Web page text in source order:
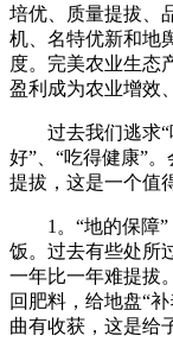
培优、质量提拔、
机、名特优新和地
度。完美农业生态
盈利成为农业增效
过去我们逃求“
好”、“吃得健康”
提拔，这是一个值
1。“地的保障”
饭。过去有些处所
一年比一年难提拔
回肥料，给地盘“
曲有收获，这是给